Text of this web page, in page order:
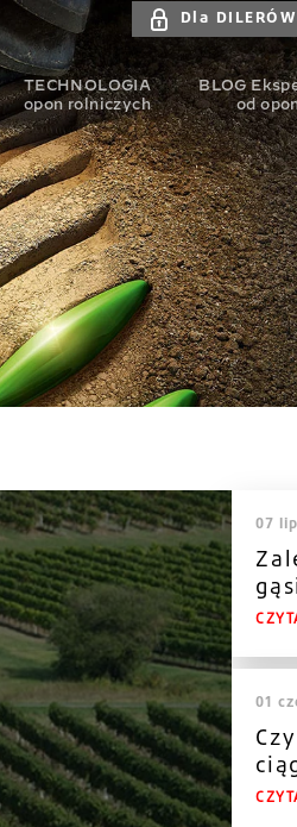
Dla DILERÓW
TECHNOLOGIA
opon rolniczych
BLOG
od
07
01